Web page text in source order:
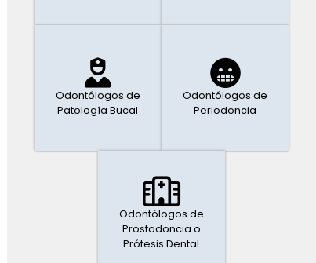
Odontólogos de
Patología Bucal
Odontólogos de
Periodoncia
Odontólogos de
Prostodoncia o
Prótesis Dental